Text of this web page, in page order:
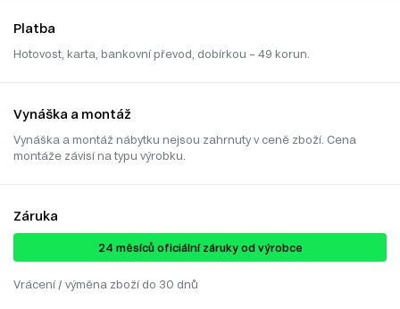
Platba
Hotovost, karta, bankovní převod, dobírkou – 49 korun.
Vynáška a montáž
Vynáška a montáž nábytku nejsou zahrnuty v ceně zboží. Cena
montáže závisí na typu výrobku.
Záruka
24 ​​​​měsíců oficiální záruky od výrobce
Vrácení / výměna zboží do 30 dnů